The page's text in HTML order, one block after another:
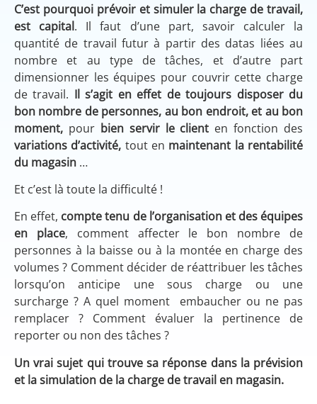
C’est pourquoi prévoir et simuler la charge de travail,
est capital. Il faut d’une part, savoir calculer la
quantité de travail futur à partir des datas liées au
nombre et au type de tâches, et d’autre part
dimensionner les équipes pour couvrir cette charge
de travail. Il s’agit en effet de toujours disposer du
bon nombre de personnes, au bon endroit, et au bon
moment, pour bien servir le client en fonction des
variations d’activité, tout en maintenant la rentabilité
du magasin …
Et c’est là toute la difficulté !
En effet, compte tenu de l’organisation et des équipes
en place, comment affecter le bon nombre de
personnes à la baisse ou à la montée en charge des
volumes ? Comment décider de réattribuer les tâches
lorsqu’on anticipe une sous charge ou une
surcharge ? A quel moment embaucher ou ne pas
remplacer ? Comment évaluer la pertinence de
reporter ou non des tâches ?
Un vrai sujet qui trouve sa réponse dans la prévision
et la simulation de la charge de travail en magasin.